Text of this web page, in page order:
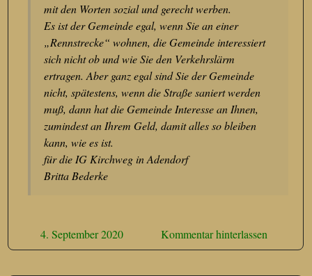
mit den Worten sozial und gerecht werben.
Es ist der Gemeinde egal, wenn Sie an einer
„Rennstrecke“ wohnen, die Gemeinde interessiert
sich nicht ob und wie Sie den Verkehrslärm
ertragen. Aber ganz egal sind Sie der Gemeinde
nicht, spätestens, wenn die Straße saniert werden
muß, dann hat die Gemeinde Interesse an Ihnen,
zumindest an Ihrem Geld, damit alles so bleiben
kann, wie es ist.
für die IG Kirchweg in Adendorf
Britta Bederke
4. September 2020 Kommentar hinterlassen